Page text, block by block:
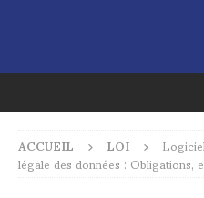
ACCUEIL LOI
légale des données : Obligations,